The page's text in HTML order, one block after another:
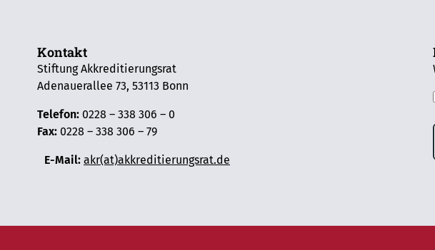
Kontakt
Stiftung Akkreditierungsrat
Adenauerallee 73, 53113 Bonn
Telefon: 0228 – 338 306 – 0
Fax: 0228 – 338 306 – 79
E-Mail: akr(at)akkreditierungsrat.de